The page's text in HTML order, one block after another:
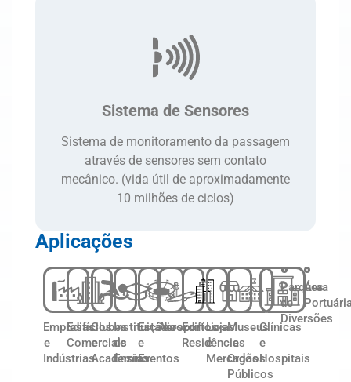
Sistema de Sensores
Sistema de monitoramento da passagem
através de sensores sem contato
mecânico. (vida útil de aproximadamente
10 milhões de ciclos)
Aplicações
Empresas
e
Indústrias
Edifícios
Comerciais
Clubes
e
Academias
Instituições
de
Ensino
Estádios
e
Eventos
Aeroportos
Edifícios
Residências
Lojas
e
Mercados
Museus
e
Orgãos
Públicos
Clínicas
e
Hospitais
Parques
de
Diversões
Área